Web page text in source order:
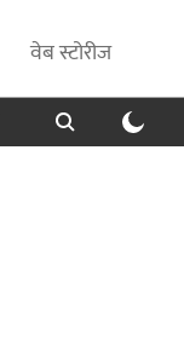
वेब स्टोरीज